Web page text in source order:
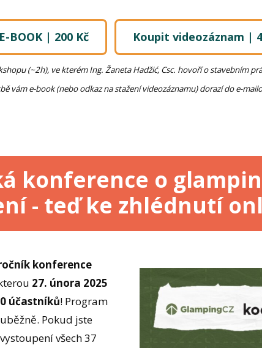
BOOK | 200 Kč Koupit videozáznam |
(~2h), ve kterém Ing. Žaneta Hadžić, Csc. hovoří o stavebním
vám e-book (nebo odkaz na stažení videozáznamu) dorazí do e-
konference o
- teď ke zhlédnutí
konference
27. února 2025
účastníků! Program
Pokud jste
všech 37